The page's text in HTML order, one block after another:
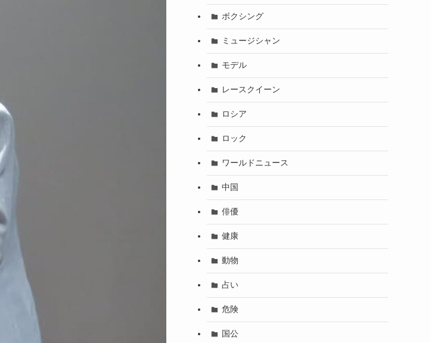
ボクシング
ミュージシャン
モデル
レースクイーン
ロシア
ロック
ワールドニュース
中国
俳優
健康
動物
占い
危険
国公